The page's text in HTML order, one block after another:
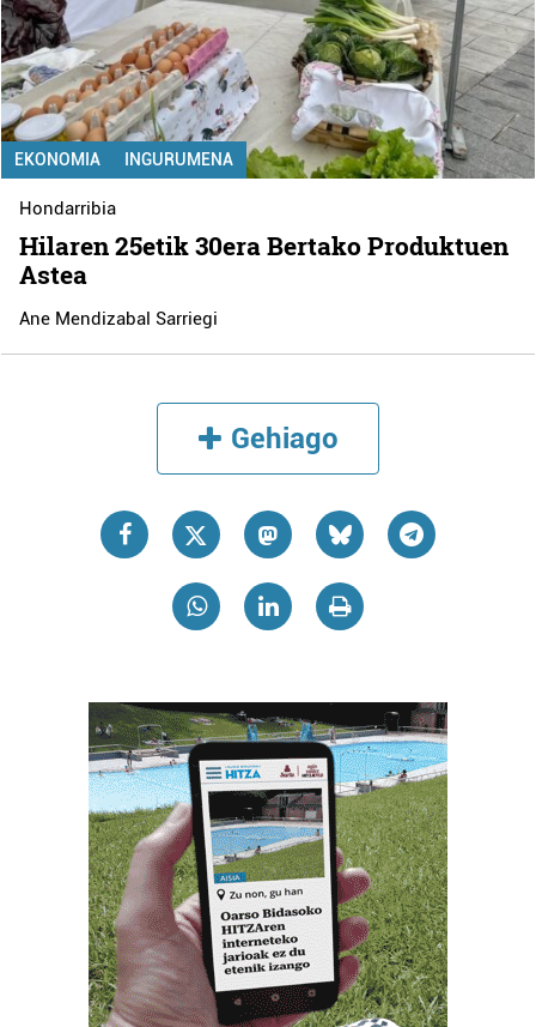
EKONOMIA INGURUMENA
Hondarribia
Hilaren 25etik 30era Bertako Produktuen
Astea
Ane Mendizabal Sarriegi
Gehiago